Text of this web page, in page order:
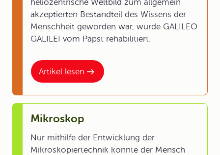
Artikel lesen
heliozentrische Weltbild zum allgemein
akzeptierten Bestandteil des Wissens der
Menschheit geworden war, wurde GALILEO
GALILEI vom Papst rehabilitiert.
Mikroskop
Nur mithilfe der Entwicklung der
Mikroskopiertechnik konnte der Mensch